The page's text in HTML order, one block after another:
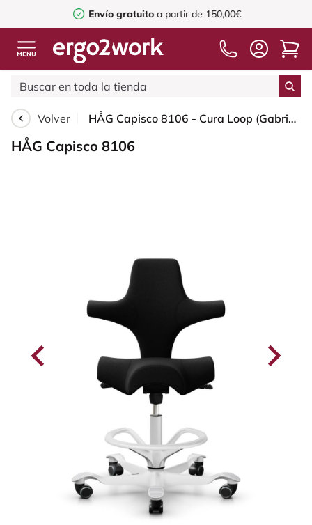
Envío gratuito a partir de 150,00€
Volver HÅG Capisco 8106 - Cura Loop (Gabriel) - Poliéster reciclados - CLP60999 Black - White - 200 mm (seat height 46-64cm) - Soft castors for hard floors
HÅG Capisco 8106